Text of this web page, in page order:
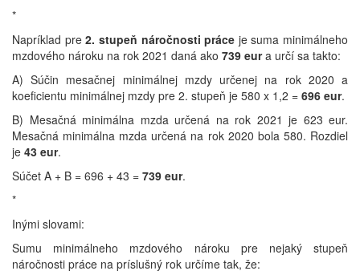
*
Napríklad pre2. stupeň náročnosti práce je suma minimálneho
mzdového nároku na rok 2021 daná ako 739 eura určí sa takto:
A) Súčin mesačnej minimálnej mzdy určenej na rok 2020 a
koeficientu minimálnej mzdy pre 2. stupeň je 580 x 1,2 = 696 eur.
B) Mesačná minimálna mzda určená na rok 2021 je 623 eur.
Mesačná minimálna mzda určená na rok 2020 bola 580. Rozdiel
je 43 eur.
Súčet A + B = 696 + 43 = 739 eur.
*
Inými slovami:
Sumu minimálneho mzdového nároku pre nejaký stupeň
náročnosti práce na príslušný rok určíme tak, že: